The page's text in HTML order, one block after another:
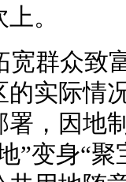
。
宽群众致
实际情
，因地
”变身“